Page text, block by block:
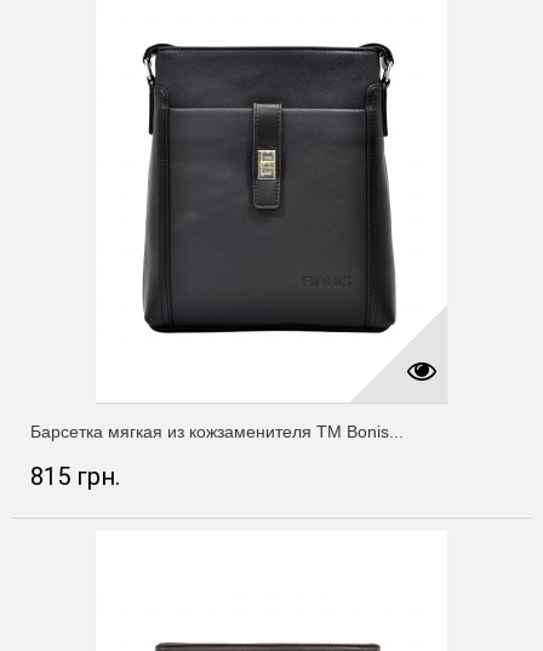
Барсетка мягкая из кожзаменителя ТМ Bonis...
815 грн.